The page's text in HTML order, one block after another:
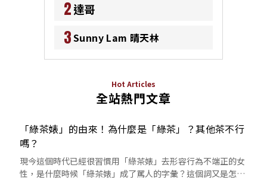
2達哥
3Sunny Lam 晴天林
Hot Articles
全站熱門文章
「綠茶婊」的由來！為什麼是「綠茶」？其他茶不行
嗎？
現今這個時代已經很習慣用「綠茶婊」去形容行為不端正的女
性，是什麼時候「綠茶婊」成了罵人的字彙？這個詞又是怎麼